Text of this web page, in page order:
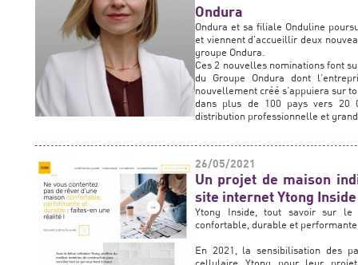
Ondura
Ondura et sa filiale Onduline
et viennent d’accueillir deux
groupe Ondura.
Ces 2 nouvelles nominations font
du Groupe Ondura dont
nouvellement créé s’appuiera sur
dans plus de 100 pays vers 20
distribution professionnelle et
26/05/2021
Un projet de maison
site internet Ytong Inside
Ytong Inside, tout savoir sur le
confortable, durable et performante
En 2021, la sensibilisation des